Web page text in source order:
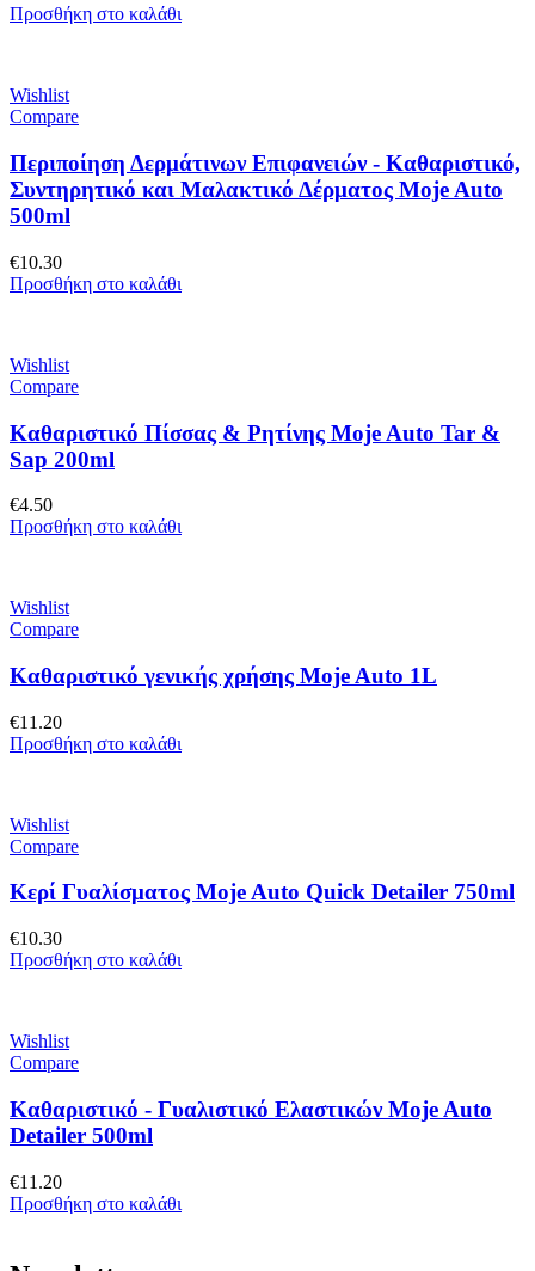
Προσθήκη στο καλάθι
Wishlist
Compare
Περιποίηση Δερμάτινων Επιφανειών - Καθαριστικό,
Συντηρητικό και Μαλακτικό Δέρματος Moje Auto
500ml
€10.30
Προσθήκη στο καλάθι
Wishlist
Compare
Καθαριστικό Πίσσας & Ρητίνης Moje Auto Tar &
Sap 200ml
€4.50
Προσθήκη στο καλάθι
Wishlist
Compare
Καθαριστικό γενικής χρήσης Moje Auto 1L
€11.20
Προσθήκη στο καλάθι
Wishlist
Compare
Κερί Γυαλίσματος Moje Auto Quick Detailer 750ml
€10.30
Προσθήκη στο καλάθι
Wishlist
Compare
Καθαριστικό - Γυαλιστικό Ελαστικών Moje Auto
Detailer 500ml
€11.20
Προσθήκη στο καλάθι